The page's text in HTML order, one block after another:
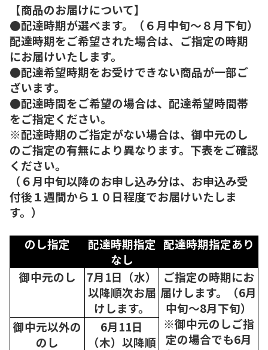
【商品のお届けについて】
●配達時期が選べます。（６月中旬～８月下旬）
配達時期をご希望された場合は、ご指定の時期
にお届けいたします。
●配達希望時期をお受けできない商品が一部ご
ざいます。
●配達時間をご希望の場合は、配達希望時間帯
をご指定ください。
※配達時期のご指定がない場合は、御中元のし
のご指定の有無により異なります。下表をご確認
ください。
（６月中旬以降のお申し込み分は、お申込み受
付後１週間から１０日程度でお届けいたしま
す。）
のし指定
配達時期指定
なし
配達時期指定あり
御中元のし
7月1日（水）
以降順次お届
けします。
ご指定の時期にお
届けします。（6月
中旬～8月下旬）
※御中元のしご指
定の場合でも6月
御中元以外の
のし
6月11日
（木）以降順